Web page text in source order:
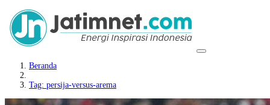
Beranda
Tag: persija-versus-arema